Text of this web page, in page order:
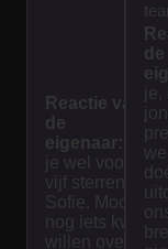
Reactie van
de
eigenaar:
Dank
je wel voor de
vijf sterren,
Sofie. Mocht je
nog iets kwijt
willen over wat
nd
de
je,
we